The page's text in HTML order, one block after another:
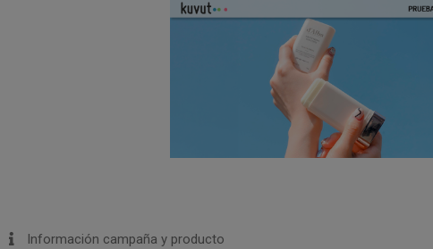
Información campaña y producto